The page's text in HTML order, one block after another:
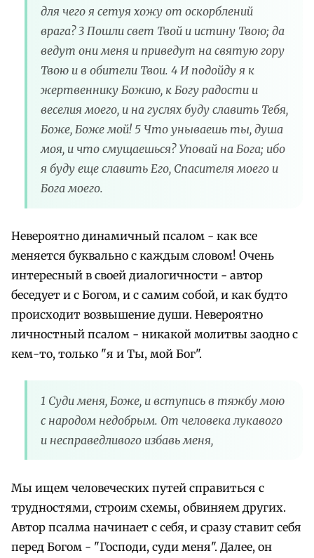
для чего я сетуя хожу от оскорблений
врага? 3 Пошли свет Твой и истину Твою; да
ведут они меня и приведут на святую гору
Твою и в обители Твои. 4 И подойду я к
жертвеннику Божию, к Богу радости и
веселия моего, и на гуслях буду славить Тебя,
Боже, Боже мой! 5 Что унываешь ты, душа
моя, и что смущаешься? Уповай на Бога; ибо
я буду еще славить Его, Спасителя моего и
Бога моего.
Невероятно динамичный псалом - как все
меняется буквально с каждым словом! Очень
интересный в своей диалогичности - автор
беседует и с Богом, и с самим собой, и как будто
происходит возвышение души. Невероятно
личностный псалом - никакой молитвы заодно с
кем-то, только "я и Ты, мой Бог".
1 Суди меня, Боже, и вступись в тяжбу мою
с народом недобрым. От человека лукавого
и несправедливого избавь меня,
Мы ищем человеческих путей справиться с
трудностями, строим схемы, обвиняем других.
Автор псалма начинает с себя, и сразу ставит себя
перед Богом - "Господи, суди меня". Далее, он